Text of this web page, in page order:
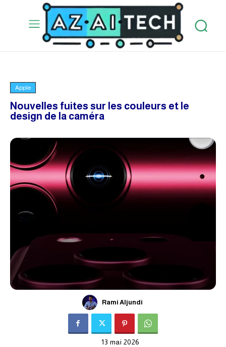
Apple
Nouvelles fuites sur les couleurs et le
design de la caméra
Rami Aljundi
13 mai 2026